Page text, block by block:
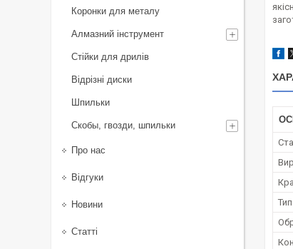
Тип
Коронки для металу
Алмазний інструмент
Стійки для дрилів
Відрізні диски
Шпильки
Скобы, гвозди, шпильки
Про нас
Відгуки
Новини
Статті